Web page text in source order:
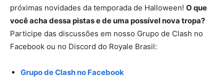
próximas novidades da temporada de Halloween! O que
você acha dessa pistas e de uma possível nova tropa?
Participe das discussões em nosso Grupo de Clash no
Facebook ou no Discord do Royale Brasil:
Grupo de Clash no Facebook